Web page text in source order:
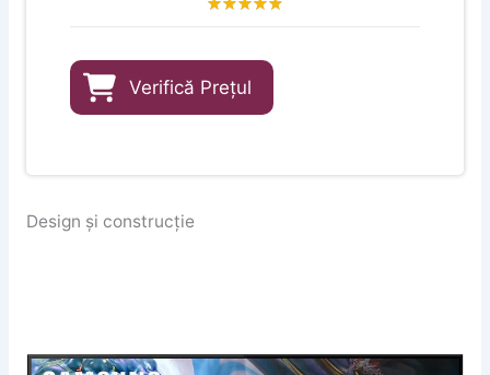
Verifică Prețul
Design și construcție